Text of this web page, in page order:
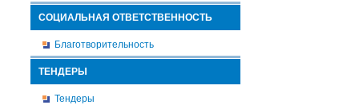
СОЦИАЛЬНАЯ ОТВЕТСТВЕННОСТЬ
Благотворительность
ТЕНДЕРЫ
Тендеры